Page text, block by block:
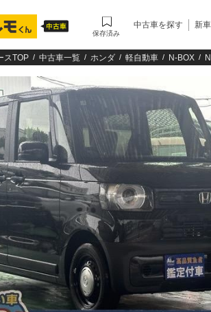
保存済み
中古車を探す 新
スTOP 中古車一覧 ホンダ 軽自動車 N-BOX